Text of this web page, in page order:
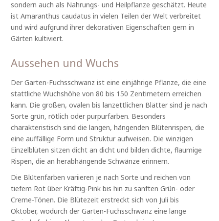
sondern auch als Nahrungs- und Heilpflanze geschätzt. Heute
ist Amaranthus caudatus in vielen Teilen der Welt verbreitet
und wird aufgrund ihrer dekorativen Eigenschaften gern in
Gärten kultiviert.
Aussehen und Wuchs
Der Garten-Fuchsschwanz ist eine einjährige Pflanze, die eine
stattliche Wuchshöhe von 80 bis 150 Zentimetern erreichen
kann. Die großen, ovalen bis lanzettlichen Blätter sind je nach
Sorte grün, rötlich oder purpurfarben. Besonders
charakteristisch sind die langen, hängenden Blütenrispen, die
eine auffällige Form und Struktur aufweisen. Die winzigen
Einzelblüten sitzen dicht an dicht und bilden dichte, flaumige
Rispen, die an herabhängende Schwänze erinnern.
Die Blütenfarben variieren je nach Sorte und reichen von
tiefem Rot über Kräftig-Pink bis hin zu sanften Grün- oder
Creme-Tönen. Die Blütezeit erstreckt sich von Juli bis
Oktober, wodurch der Garten-Fuchsschwanz eine lange